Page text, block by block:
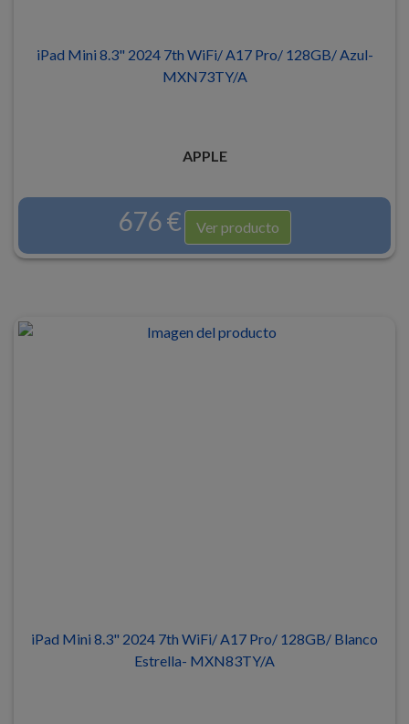
iPad Mini 8.3" 2024 7th WiFi/ A17 Pro/ 128GB/ Azul-
MXN73TY/A
APPLE
676 € Ver producto
iPad Mini 8.3" 2024 7th WiFi/ A17 Pro/ 128GB/ Blanco
Estrella- MXN83TY/A